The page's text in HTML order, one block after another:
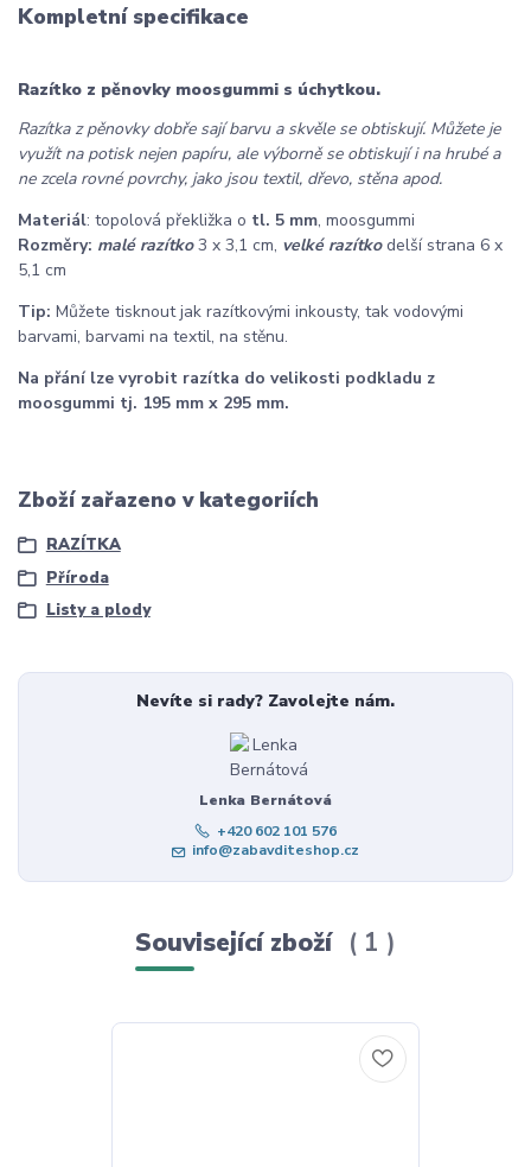
Kompletní specifikace
Razítko z pěnovky moosgummi s úchytkou.
Razítka z pěnovky dobře sají barvu a skvěle se obtiskují. Můžete je
využít na potisk nejen papíru, ale výborně se obtiskují i na hrubé a
ne zcela rovné povrchy, jako jsou textil, dřevo, stěna apod.
Materiál: topolová překližka o tl. 5 mm, moosgummi
Rozměry: malé razítko3 x 3,1 cm, velké razítkodelší strana 6 x
5,1 cm
Tip: Můžete tisknout jak razítkovými inkousty, tak vodovými
barvami, barvami na textil, na stěnu.
Na přání lze vyrobit razítka do velikosti podkladu z
moosgummi tj. 195 mm x 295 mm.
Zboží zařazeno v kategoriích
RAZÍTKA
Příroda
Listy a plody
Nevíte si rady? Zavolejte nám.
Lenka Bernátová
+420 602 101 576
info@zabavditeshop.cz
Související zboží 1